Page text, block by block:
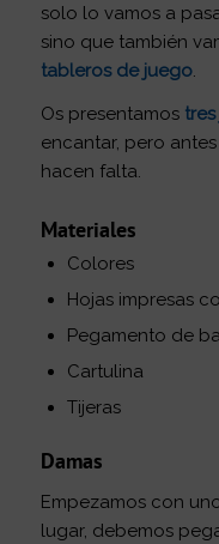
solo lo vamos a
sino que también
tableros de juego.
Os presentamos
encantar, pero
hacen falta.
Materiales
Colores
Hojas impresas
Pegamento de
Cartulina
Tijeras
Damas
Empezamos con
lugar, debemos